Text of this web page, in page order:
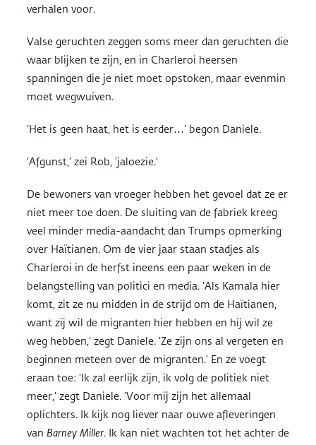
verhalen voor.
Valse geruchten zeggen soms meer dan geruchten die
waar blijken te zijn, en in Charleroi heersen
spanningen die je niet moet opstoken, maar evenmin
moet wegwuiven.
‘Het is geen haat, het is eerder…’ begon Daniele.
‘Afgunst,’ zei Rob, ‘jaloezie.’
De bewoners van vroeger hebben het gevoel dat ze er
niet meer toe doen. De sluiting van de fabriek kreeg
veel minder media-aandacht dan Trumps opmerking
over Haïtianen. Om de vier jaar staan stadjes als
Charleroi in de herfst ineens een paar weken in de
belangstelling van politici en media. ‘Als Kamala hier
komt, zit ze nu midden in de strijd om de Haïtianen,
want zij wil de migranten hier hebben en hij wil ze
weg hebben,’ zegt Daniele. ‘Ze zijn ons al vergeten en
beginnen meteen over de migranten.’ En ze voegt
eraan toe: ‘Ik zal eerlijk zijn, ik volg de politiek niet
meer,’ zegt Daniele. ‘Voor mij zijn het allemaal
oplichters. Ik kijk nog liever naar ouwe afleveringen
van Barney Miller. Ik kan niet wachten tot het achter de